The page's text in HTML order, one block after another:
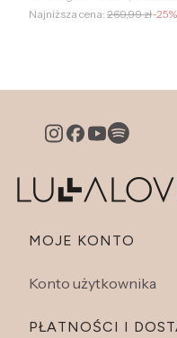
Najniższa cena: 269,99 zł-25%
Linki w stopce
MOJE KONTO
Konto użytkownika
PŁATNOŚCI I